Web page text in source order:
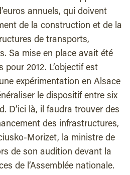
annuels, qui doivent
de la construction et de la
de transports,
Sa mise en place avait été
pour 2012. L’objectif est
expérimentation en Alsace
le dispositif entre six
D’ici là, il faudra trouver des
des infrastructures,
Morizet, la ministre de
de son audition devant la
de l’Assemblée nationale.